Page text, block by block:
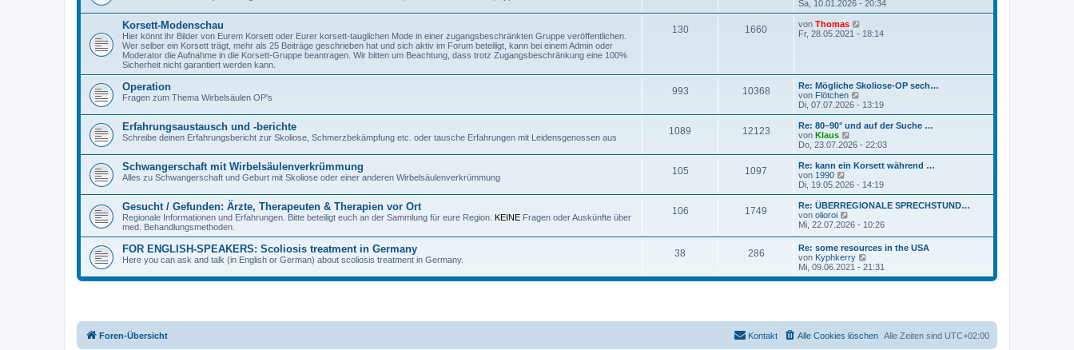
B
e
a
g
e
u
e
s
e
i
t
r
a
g
Sa, 10.01.2026 - 20:34
Korsett-Modenschau
Hier könnt ihr Bilder von Eurem Korsett oder Eurer korsett-tauglichen Mode in einer zugangsbeschränkten Gruppe veröffentlichen.
Wer selber ein Korsett trägt, mehr als 25 Beiträge geschrieben hat und sich aktiv im Forum beteiligt, kann bei einem Admin oder
Moderator die Aufnahme in die Korsett-Gruppe beantragen. Wir bitten um Beachtung, dass trotz Zugangsbeschränkung eine 100%
Sicherheit nicht garantiert werden kann.
130 1660 von Thomas
e
e
r
B
e
i
a
g
Fr, 28.05.2021 - 18:14
Operation
Fragen zum Thema Wirbelsäulen OP's
993 10368
Re: Mögliche Skoliose-OP sech…
von Flötchen
e
u
e
B
e
r
g
Di, 07.07.2026 - 13:19
Erfahrungsaustausch und -berichte
Schreibe deinen Erfahrungsbericht zur Skoliose, Schmerzbekämpfung etc. oder tausche Erfahrungen mit Leidensgenossen aus
1089 12123
Re: 80–90° und auf der Suche …
von Klaus
e
u
e
t
r
B
e
i
t
r
a
g
Do, 23.07.2026 - 22:03
Schwangerschaft mit Wirbelsäulenverkrümmung
Alles zu Schwangerschaft und Geburt mit Skoliose oder einer anderen Wirbelsäulenverkrümmung
105 1097
Re: kann ein Korsett während …
von 1990
e
u
e
s
t
B
e
i
t
Di, 19.05.2026 - 14:19
Gesucht / Gefunden: Ärzte, Therapeuten & Therapien vor Ort
Regionale Informationen und Erfahrungen. Bitte beteiligt euch an der Sammlung für eure Region. KEINE Fragen oder Auskünfte über
med. Behandlungsmethoden.
106 1749
Re: ÜBERREGIONALE SPRECHSTUND…
von olioroi
e
s
t
e
r
t
a
Mi, 22.07.2026 - 10:26
FOR ENGLISH-SPEAKERS: Scoliosis treatment in Germany
Here you can ask and talk (in English or German) about scoliosis treatment in Germany.
38 286
Re: some resources in the USA
von Kyphkerry
e
u
r
B
Mi, 09.06.2021 - 21:31
Foren-Übersicht Alle Zeiten sind UTC+02:00
Alle Cookies löschen
Kontakt